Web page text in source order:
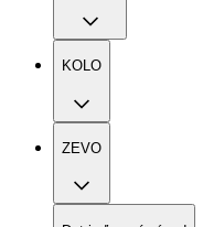
KOLO
ZEVO